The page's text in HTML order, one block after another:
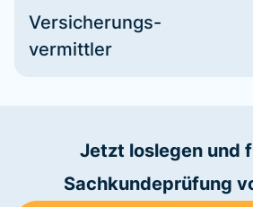
Versicherungs-
vermittler
Jetzt loslegen und
Sachkundeprüfung